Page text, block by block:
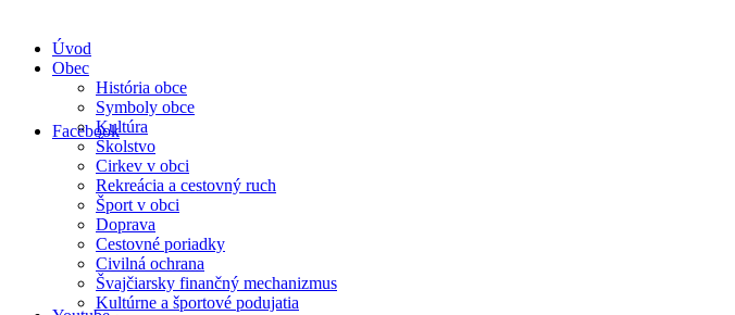
Facebook
Úvod
Obec
História obce
Symboly obce
Kultúra
Školstvo
Cirkev v obci
Rekreácia a cestovný ruch
Šport v obci
Doprava
Cestovné poriadky
Civilná ochrana
Švajčiarsky finančný mechanizmus
Kultúrne a športové podujatia